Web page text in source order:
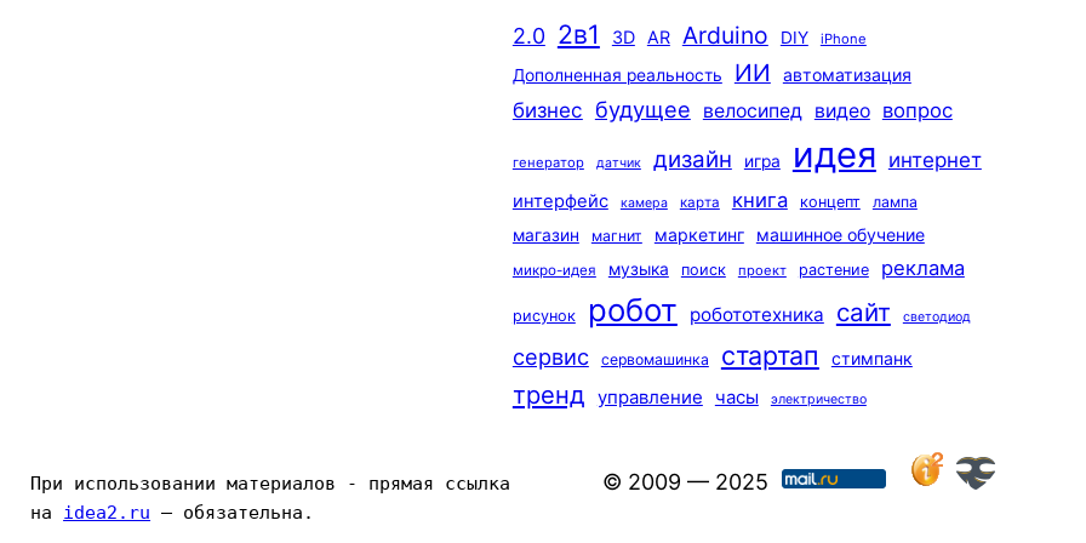
2.0 2в1 3D AR Arduino DIY iPhone
Дополненная реальность ИИ автоматизация
бизнес будущее велосипед видео вопрос
генератор датчик дизайн игра идея интернет
интерфейс камера карта книга концепт лампа
магазин магнит маркетинг машинное обучение
микро-идея музыка поиск проект растение реклама
рисунок робот робототехника сайт светодиод
сервис сервомашинка стартап стимпанк
тренд управление часы электричество
При использовании материалов - прямая ссылка
на idea2.ru — обязательна.
© 2009 — 2025